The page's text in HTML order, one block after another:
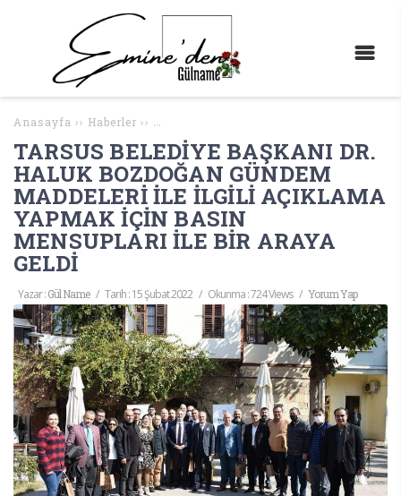
Anasayfa ›› Haberler ›› TARSUS BELEDİYE BAŞKANI DR. HALUK
TARSUS BELEDİYE BAŞKANI DR.
HALUK BOZDOĞAN GÜNDEM
MADDELERİ İLE İLGİLİ AÇIKLAMA
YAPMAK İÇİN BASIN
MENSUPLARI İLE BİR ARAYA
GELDİ
Yazar :Gül Name / Tarih :15 Şubat 2022 / Okunma : 724 Views / Yorum Yap